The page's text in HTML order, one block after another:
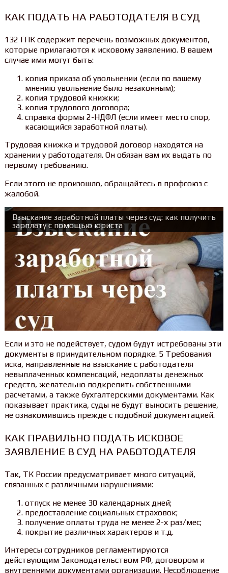
КАК ПОДАТЬ НА РАБОТОДАТЕЛЯ В СУД
132 ГПК содержит перечень возможных документов,
которые прилагаются к исковому заявлению. В вашем
случае ими могут быть:
копия приказа об увольнении (если по вашему
мнению увольнение было незаконным);
копия трудовой книжки;
копия трудового договора;
справка формы 2-НДФЛ (если имеет место спор,
касающийся заработной платы).
Трудовая книжка и трудовой договор находятся на
хранении у работодателя. Он обязан вам их выдать по
первому требованию.
Если этого не произошло, обращайтесь в профсоюз с
жалобой.
Взыскание заработной платы через суд: как получить
зарплату с помощью юриста
Если и это не подействует, судом будут истребованы эти
документы в принудительном порядке. 5 Требования
иска, направленные на взыскание с работодателя
невыплаченных компенсаций, недоплаты денежных
средств, желательно подкрепить собственными
расчетами, а также бухгалтерскими документами. Как
показывает практика, суды не будут выносить решение,
не ознакомившись прежде с подобной документацией.
КАК ПРАВИЛЬНО ПОДАТЬ ИСКОВОЕ
ЗАЯВЛЕНИЕ В СУД НА РАБОТОДАТЕЛЯ
Так, ТК России предусматривает много ситуаций,
связанных с различными нарушениями:
отпуск не менее 30 календарных дней;
предоставление социальных страховок;
получение оплаты труда не менее 2-х раз/мес;
покрытие различных характеров и т.д.
Интересы сотрудников регламентируются
действующим Законодательством РФ, договором и
внутренними документами организации. Несоблюдение